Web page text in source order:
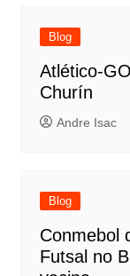
Blog
Atlético-
Churín
Andre Isac
Blog
Conmebol
Futsal no